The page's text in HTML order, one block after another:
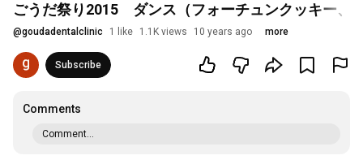
ごうだ祭り2015 ダンス（フォーチュンクッキー、
@goudadentalclinic 1 like 1.1K views 10 years ago more
Subscribe
Comments
Comment...